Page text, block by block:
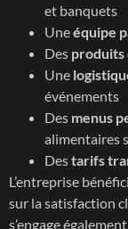
et banquets
Uneéquipe
Des produits
Une
événements
Des menus
alimentaires
Destarifs
L’entreprise
sur la satisfaction
s’engage